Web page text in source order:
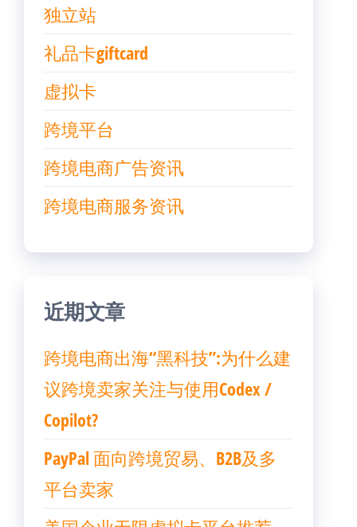
独立站
礼品卡giftcard
虚拟卡
跨境平台
跨境电商广告资讯
跨境电商服务资讯
近期文章
跨境电商出海“黑科技”:为什么建
议跨境卖家关注与使用Codex /
Copilot?
PayPal 面向跨境贸易、B2B及多
平台卖家